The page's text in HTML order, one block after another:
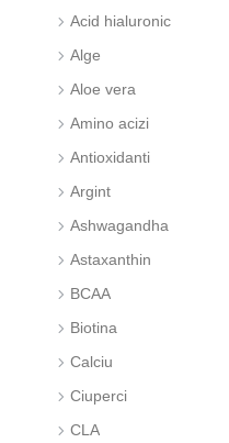
Acid hialuronic
Alge
Aloe vera
Amino acizi
Antioxidanti
Argint
Ashwagandha
Astaxanthin
BCAA
Biotina
Calciu
Ciuperci
CLA